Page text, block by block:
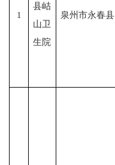
1
县岵
山卫
生院
泉州市永春县